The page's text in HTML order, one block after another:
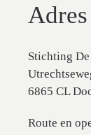
Adres
Stichting
6865 CL
Route en